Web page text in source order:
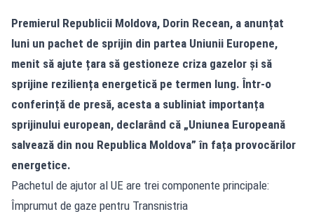
Premierul Republicii Moldova, Dorin Recean, a anunțat
luni un pachet de sprijin din partea Uniunii Europene,
menit să ajute țara să gestioneze criza gazelor și să
sprijine reziliența energetică pe termen lung. Într-o
conferință de presă, acesta a subliniat importanța
sprijinului european, declarând că „Uniunea Europeană
salvează din nou Republica Moldova” în fața provocărilor
energetice.
Pachetul de ajutor al UE are trei componente principale:
Împrumut de gaze pentru Transnistria